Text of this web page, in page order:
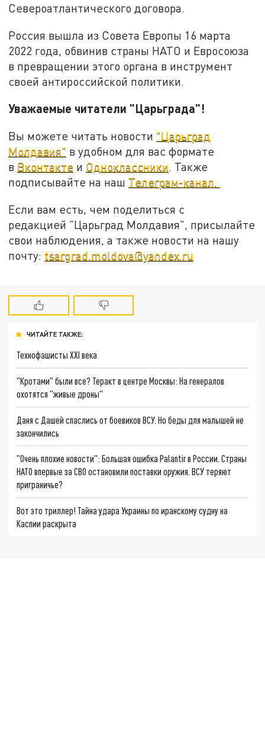
Североатлантического договора.
Россия вышла из Совета Европы 16 марта
2022 года, обвинив страны НАТО и Евросоюза
в превращении этого органа в инструмент
своей антироссийской политики.
Уважаемые читатели "Царьграда"!
Вы можете читать новости "Царьград
Молдавия" в удобном для вас формате
в Вконтакте и Одноклассники. Также
подписывайте на наш Телеграм-канал.
Если вам есть, чем поделиться с
редакцией "Царьград Молдавия", присылайте
свои наблюдения, а также новости на нашу
почту: tsargrad.moldova@yandex.ru
ЧИТАЙТЕ ТАКЖЕ:
Технофашисты XXI века
"Кротами" были все? Теракт в центре Москвы: На генералов
охотятся "живые дроны"
Даня с Дашей спаслись от боевиков ВСУ. Но беды для малышей не
закончились
"Очень плохие новости": Большая ошибка Palantir в России. Страны
НАТО впервые за СВО остановили поставки оружия. ВСУ теряют
приграничье?
Вот это триллер! Тайна удара Украины по иранскому судну на
Каспии раскрыта